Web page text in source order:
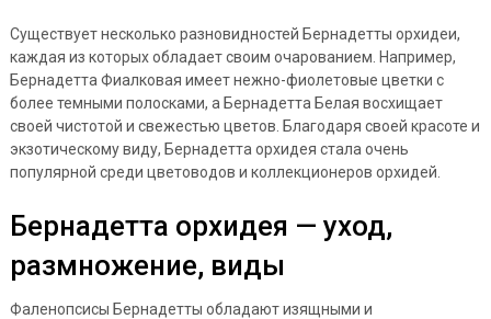
Существует несколько разновидностей Бернадетты орхидеи,
каждая из которых обладает своим очарованием. Например,
Бернадетта Фиалковая имеет нежно-фиолетовые цветки с
более темными полосками, а Бернадетта Белая восхищает
своей чистотой и свежестью цветов. Благодаря своей красоте и
экзотическому виду, Бернадетта орхидея стала очень
популярной среди цветоводов и коллекционеров орхидей.
Бернадетта орхидея — уход,
размножение, виды
Фаленопсисы Бернадетты обладают изящными и